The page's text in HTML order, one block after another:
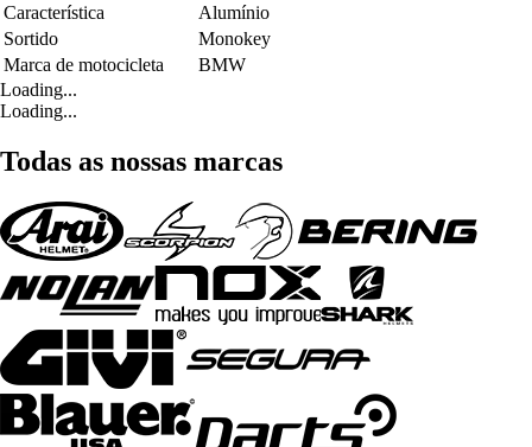
Característica
Alumínio
Sortido
Monokey
Marca de motocicleta
BMW
Loading...
Loading...
Todas as nossas marcas